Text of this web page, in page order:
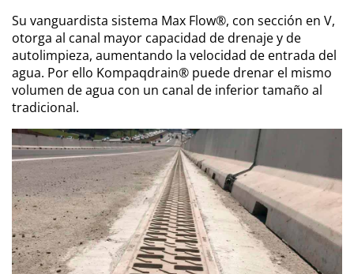
Su vanguardista sistema Max Flow®, con sección en V,
otorga al canal mayor capacidad de drenaje y de
autolimpieza, aumentando la velocidad de entrada del
agua. Por ello Kompaqdrain® puede drenar el mismo
volumen de agua con un canal de inferior tamaño al
tradicional.